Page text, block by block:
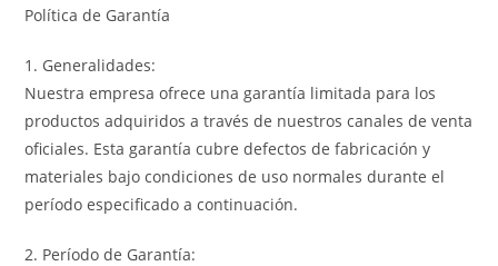
Política de Garantía
1. Generalidades:
Nuestra empresa ofrece una garantía limitada para los
productos adquiridos a través de nuestros canales de venta
oficiales. Esta garantía cubre defectos de fabricación y
materiales bajo condiciones de uso normales durante el
período especificado a continuación.
2. Período de Garantía: